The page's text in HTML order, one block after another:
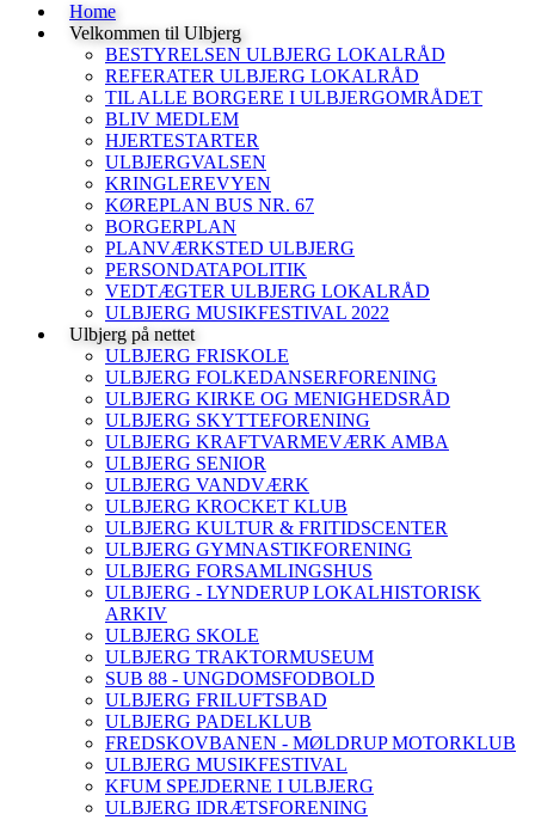
Home
Velkommen til Ulbjerg
BESTYRELSEN ULBJERG LOKALRÅD
REFERATER ULBJERG LOKALRÅD
TIL ALLE BORGERE I ULBJERGOMRÅDET
BLIV MEDLEM
HJERTESTARTER
ULBJERGVALSEN
KRINGLEREVYEN
KØREPLAN BUS NR. 67
BORGERPLAN
PLANVÆRKSTED ULBJERG
PERSONDATAPOLITIK
VEDTÆGTER ULBJERG LOKALRÅD
ULBJERG MUSIKFESTIVAL 2022
Ulbjerg på nettet
ULBJERG FRISKOLE
ULBJERG FOLKEDANSERFORENING
ULBJERG KIRKE OG MENIGHEDSRÅD
ULBJERG SKYTTEFORENING
ULBJERG KRAFTVARMEVÆRK AMBA
ULBJERG SENIOR
ULBJERG VANDVÆRK
ULBJERG KROCKET KLUB
ULBJERG KULTUR & FRITIDSCENTER
ULBJERG GYMNASTIKFORENING
ULBJERG FORSAMLINGSHUS
ULBJERG - LYNDERUP LOKALHISTORISK
ARKIV
ULBJERG SKOLE
ULBJERG TRAKTORMUSEUM
SUB 88 - UNGDOMSFODBOLD
ULBJERG FRILUFTSBAD
ULBJERG PADELKLUB
FREDSKOVBANEN - MØLDRUP MOTORKLUB
ULBJERG MUSIKFESTIVAL
KFUM SPEJDERNE I ULBJERG
ULBJERG IDRÆTSFORENING